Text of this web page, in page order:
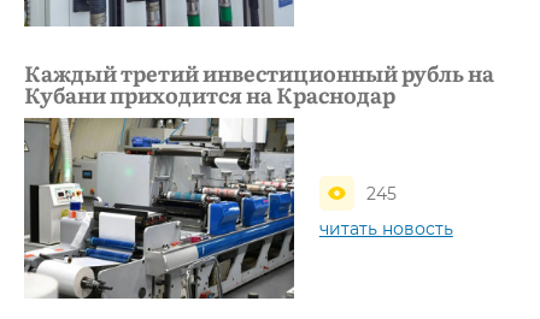
Каждый третий инвестиционный рубль на
Кубани приходится на Краснодар
245
читать новость